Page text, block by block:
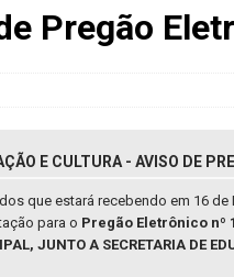
Pregão
E CULTURA - AVISO DE
que estará recebendo em 16
para o Pregão Eletrônico nº
JUNTO A SECRETARIA DE